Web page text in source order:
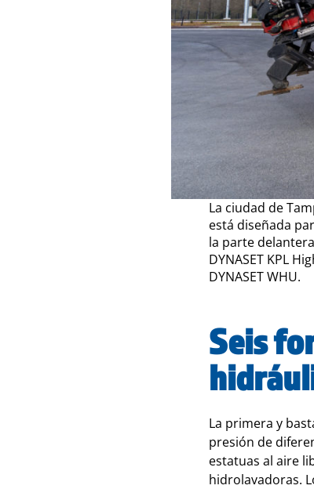
La ciudad de
está diseñada
la parte
DYNASET KPL
DYNASET WHU.
Seis
La primera y
presión de
estatuas al aire
hidrolavadoras.